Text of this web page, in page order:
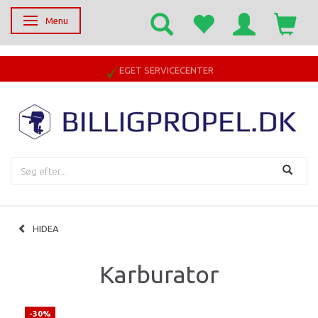
Skifte navigation
Menu
EGET SERVICECENTER
HIDEA
Karburator
-30%